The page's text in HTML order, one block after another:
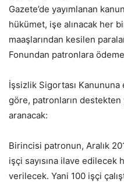
Gazete’de yayımlanan
hükümet, işe alınacak her
maaşlarından kesilen
Fonundan patronlara
İşsizlik Sigortası
göre, patronların
aranacak:
Birincisi patronun, Aralık
işçi sayısına ilave
verilecek. Yani 100 işçi